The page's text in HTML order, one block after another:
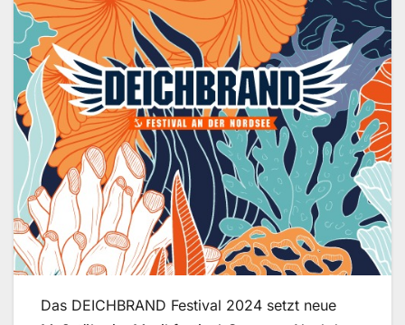
Das DEICHBRAND Festival 2024 setzt neue